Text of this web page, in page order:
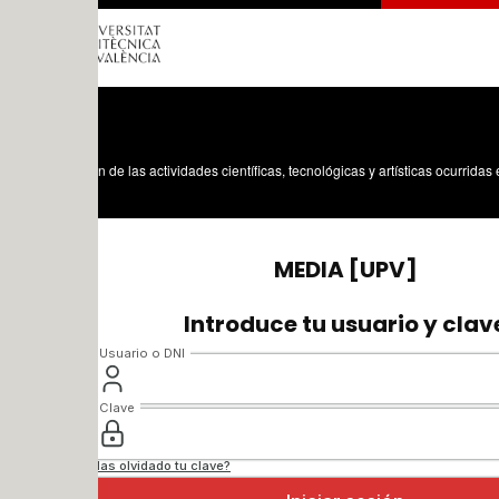
de las actividades científicas, tecnológicas y artísticas ocurridas en los tres